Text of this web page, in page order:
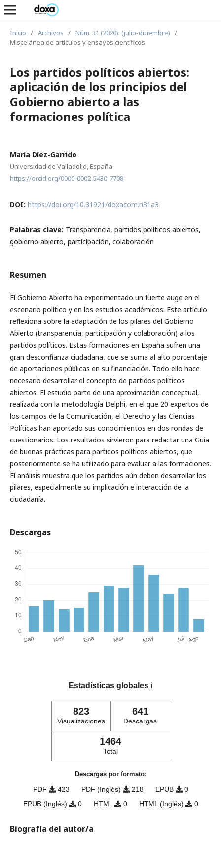
Inicio / Archivos / Núm. 31 (2020): (julio-diciembre) /
Miscelánea de artículos y ensayos científicos
Los partidos políticos abiertos:
aplicación de los principios del
Gobierno abierto a las
formaciones política
María Díez-Garrido
Universidad de Valladolid, España
https://orcid.org/0000-0002-5430-7708
DOI: https://doi.org/10.31921/doxacom.n31a3
Palabras clave: Transparencia, partidos políticos abiertos,
gobierno abierto, participación, colaboración
Resumen
El Gobierno Abierto ha experimentado un fuerte auge en el
escenario político y en los estudios académicos. Este artículo
reflexiona sobre la adaptación de los pilares del Gobierno
Abierto (transparencia, participación y colaboración) a los
partidos políticos. Estas formaciones en España sufren una
gran desconfianza ciudadana, que se suma al alto porcentaje
de aportaciones públicas en su financiación. Todo ello hace
necesario desarrollar el concepto de partidos políticos
abiertos. El estudio parte de una aproximación conceptual,
realizada con la metodología Delphi, en el que 20 expertos de
los campos de la Comunicación, el Derecho y las Ciencias
Políticas han aportado sus conocimientos en dos rondas de
cuestionarios. Los resultados sirvieron para redactar una Guía
de buenas prácticas para partidos políticos abiertos, que
posteriormente se ha utilizado para evaluar a las formaciones.
El análisis muestra que los partidos aún deben desarrollar los
pilares, especialmente su implicación e interacción de la
ciudadanía.
Descargas
Estadísticas globales ℹ️
823
Visualizaciones
641
Descargas
1464
Total
Descargas por formato:
PDF 423 PDF (Inglés) 218 EPUB
0
EPUB (Inglés)
0 HTML 0 HTML (Inglés) 0
Biografía del autor/a